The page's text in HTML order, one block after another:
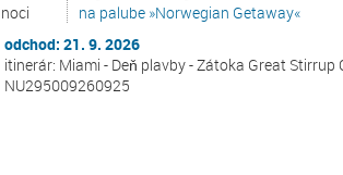
noci
na palube »Norwegian Getaway«
odchod: 21. 9. 2026
itinerár: Miami - Deň plavby - Zátoka Great Stirrup
NU295009260925